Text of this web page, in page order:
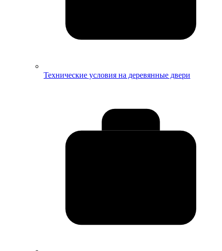
Технические условия на деревянные двери